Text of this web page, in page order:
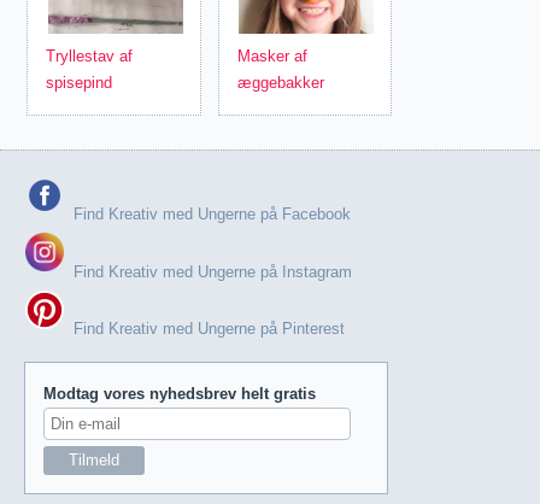
Tryllestav af
spisepind
Masker af
æggebakker
Find Kreativ med Ungerne på Facebook
Find Kreativ med Ungerne på Instagram
Find Kreativ med Ungerne på Pinterest
Modtag vores nyhedsbrev helt gratis